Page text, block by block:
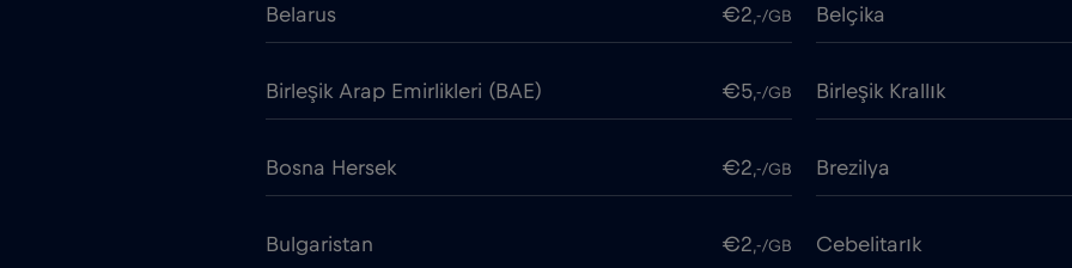
Belarus €2,-/GB Belçika
Birleşik Arap Emirlikleri (BAE) €5,-/GB Birleşik Krallık
Bosna Hersek €2,-/GB Brezilya
Bulgaristan €2,-/GB Cebelitarık